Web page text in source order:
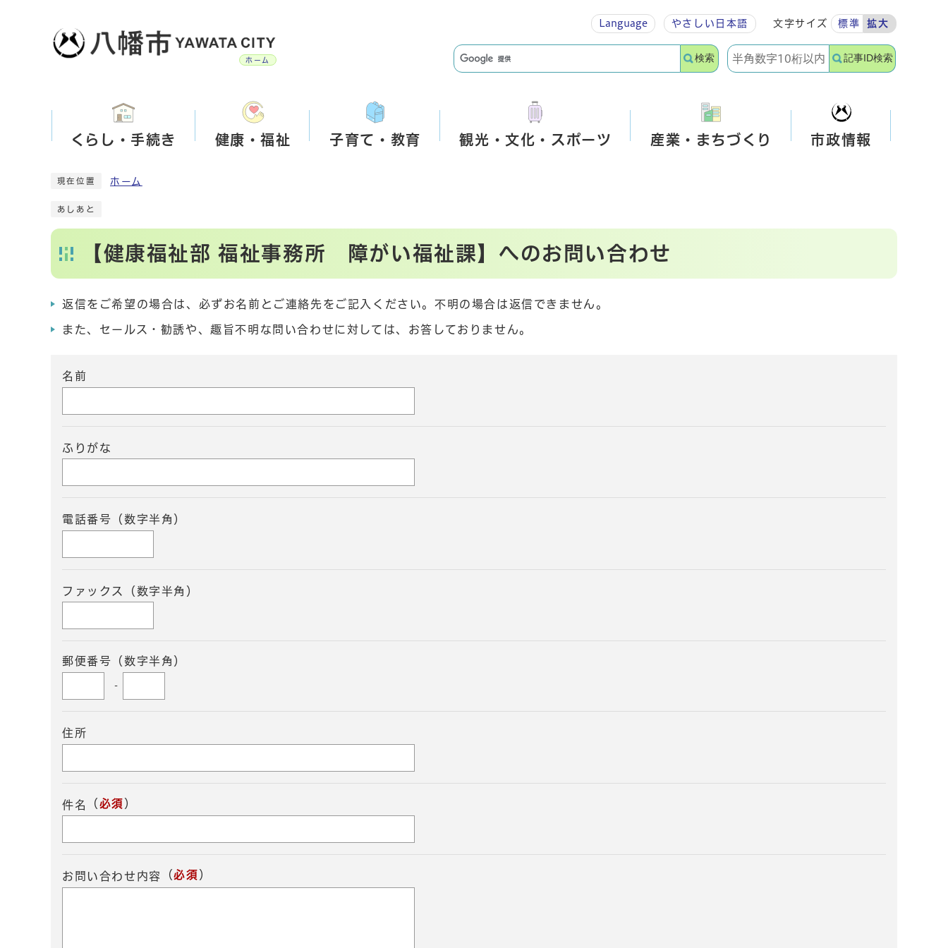
ホーム
Language やさしい 日本語 文字サイズ 標準 拡大
検索 記事ID検索
くらし・手続き 健康・福祉 子育て・教育 観光・文化・スポーツ 産業・まちづくり 市政情報
現在位置 ホーム
あしあと
【健康福祉部 福祉事務所 障がい福祉課】へのお問い合わせ
返信をご希望の場合は、必ずお名前とご連絡先をご記入ください。不明の場合は返信できません。
また、セールス・勧誘や、趣旨不明な問い合わせに対しては、お答しておりません。
名前
ふりがな
電話番号（数字半角）
ファックス（数字半角）
郵便番号（数字半角）
-
住所
件名 （ 必須 ）
お問い合わせ内容 （必須 ）